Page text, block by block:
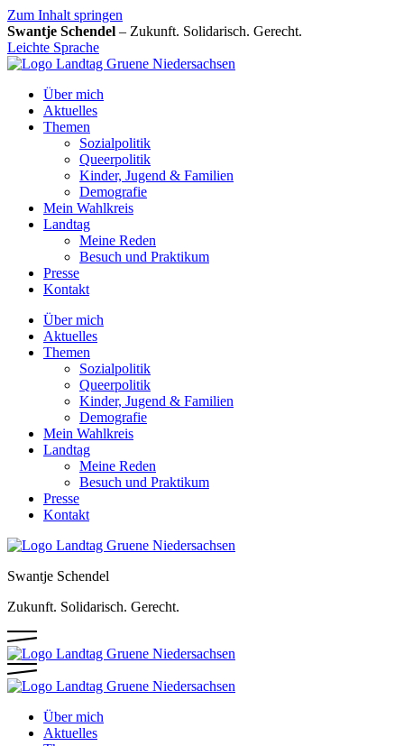
Zum Inhalt springen
Swantje Schendel – Zukunft. Solidarisch. Gerecht.
Leichte Sprache
Über mich
Aktuelles
Themen
Sozialpolitik
Queerpolitik
Kinder, Jugend & Familien
Demografie
Mein Wahlkreis
Landtag
Meine Reden
Besuch und Praktikum
Presse
Kontakt
Über mich
Aktuelles
Themen
Sozialpolitik
Queerpolitik
Kinder, Jugend & Familien
Demografie
Mein Wahlkreis
Landtag
Meine Reden
Besuch und Praktikum
Presse
Kontakt
Swantje Schendel
Zukunft. Solidarisch. Gerecht.
Über mich
Aktuelles